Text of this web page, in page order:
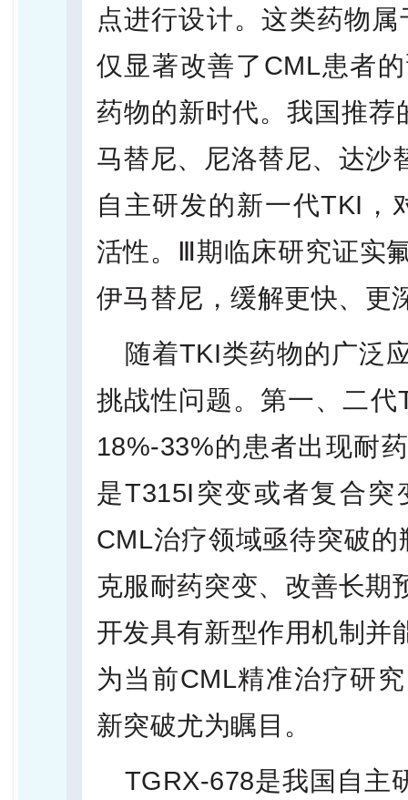
点进行设计。这类药物
仅显著改善了CML患者
药物的新时代。我国推
马替尼、尼洛替尼、达沙
自主研发的新一代TKI，
活性。Ⅲ期临床研究证实
伊马替尼，缓解更快、更
随着TKI类药物的广泛
挑战性问题。第一、二
18%-33%的患者出现耐
是T315I突变或者复合
CML治疗领域亟待突破
克服耐药突变、改善长期
开发具有新型作用机制并
为当前CML精准治疗研
新突破尤为瞩目。
TGRX-678是我国自主